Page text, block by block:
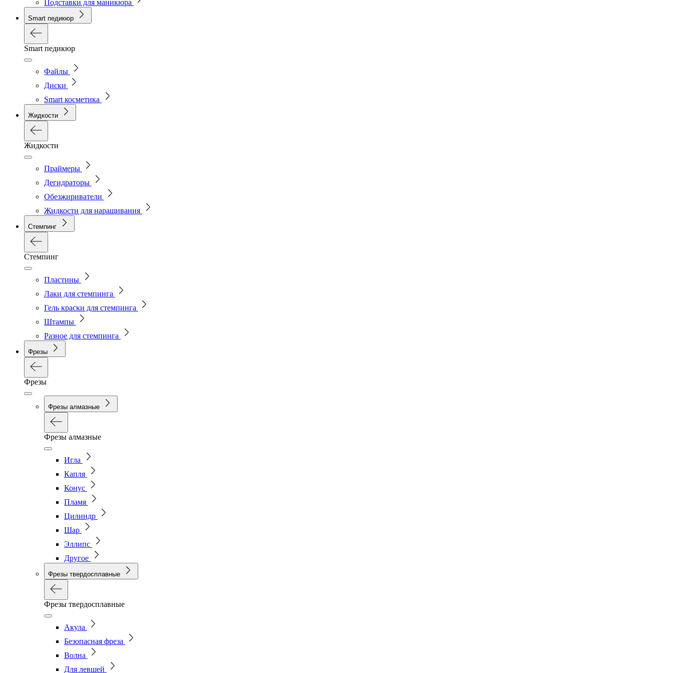
Подставки для маникюра
Smart педикюр
Smart педикюр
Файлы
Диски
Smart косметика
Жидкости
Жидкости
Праймеры
Дегидраторы
Обезжириватели
Жидкости для наращивания
Стемпинг
Стемпинг
Пластины
Лаки для стемпинга
Гель краски для стемпинга
Штампы
Разное для стемпинга
Фрезы
Фрезы
Фрезы алмазные
Фрезы алмазные
Игла
Капля
Конус
Пламя
Цилиндр
Шар
Эллипс
Другое
Фрезы твердосплавные
Фрезы твердосплавные
Акула
Безопасная фреза
Волна
Для левшей